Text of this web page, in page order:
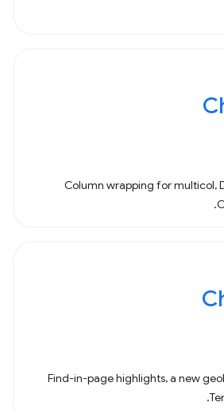
Column wrapping for multicol,
Find-in-page highlights, a new